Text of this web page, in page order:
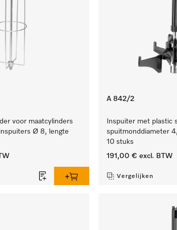
voor maatcylinders
Ø 8, lengte
A 842/2
Inspuiter met plastic
spuitmonddiameter
10 stuks
191,00 € excl. BTW
Vergelijken